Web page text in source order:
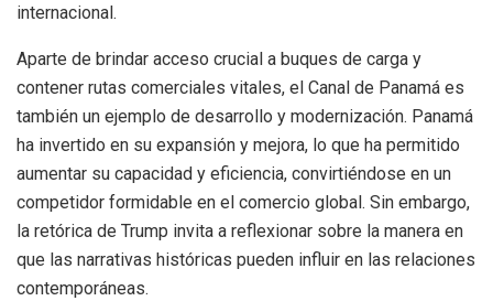
internacional.
Aparte de brindar acceso crucial a buques de carga y
contener rutas comerciales vitales, el Canal de Panamá es
también un ejemplo de desarrollo y modernización. Panamá
ha invertido en su expansión y mejora, lo que ha permitido
aumentar su capacidad y eficiencia, convirtiéndose en un
competidor formidable en el comercio global. Sin embargo,
la retórica de Trump invita a reflexionar sobre la manera en
que las narrativas históricas pueden influir en las relaciones
contemporáneas.